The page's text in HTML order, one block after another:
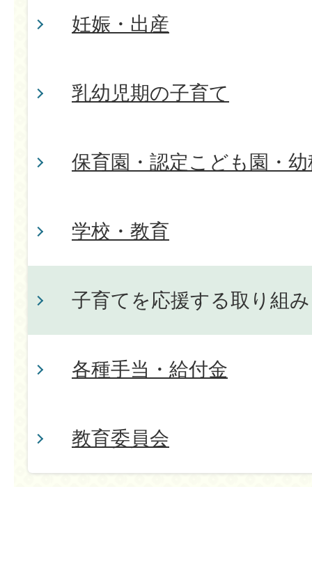
妊娠・出産
乳幼児期の子育て
保育園・認定こども園・
学校・教育
子育てを応援する取り組み
各種手当・給付金
教育委員会